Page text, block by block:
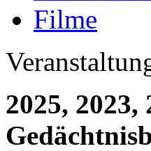
Filme
2025, 2023,